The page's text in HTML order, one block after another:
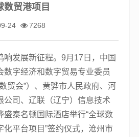
数贸港项目
24 7268
响发展新征程。9月17日，中国
数字经济和数字贸易专业委员
贸会”）、黄骅市人民政府、河
公司、辽联（辽宁）信息技术
盛泰名顿国际酒店举行“全球数
化平台项目”签约仪式，沧州市